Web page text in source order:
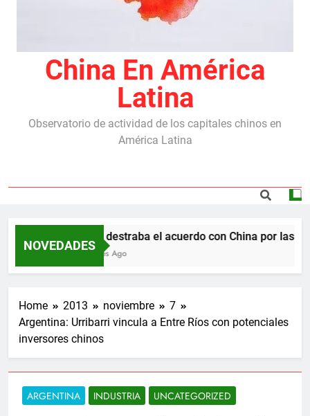
China En América
Latina
Observatorio de actividad de los capitales chinos en
América Latina
NOVEDADES
Milei destraba el acuerdo con China por las
5 Meses Ago
Home 2013 noviembre
7
Argentina: Urribarri vincula a Entre Ríos con potenciales
inversores chinos
ARGENTINA INDUSTRIA UNCATEGORIZED